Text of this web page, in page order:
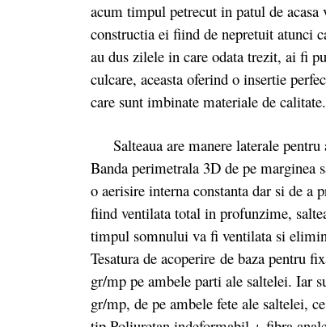
acum timpul petrecut in patul de
constructia ei fiind de nepretuit atunci
au dus zilele in care odata trezit, ai fi
culcare, aceasta oferind o insertie
care sunt imbinate materiale de calitate.
Salteaua are manere laterale pentru
Banda perimetrala 3D de pe marginea
o aerisire interna constanta dar si de a
fiind ventilata total in profunzime,
timpul somnului va fi ventilata si
Tesatura de acoperire de baza pentru
gr/mp pe ambele parti ale saltelei. Iar
gr/mp, de pe ambele fete ale saltelei,